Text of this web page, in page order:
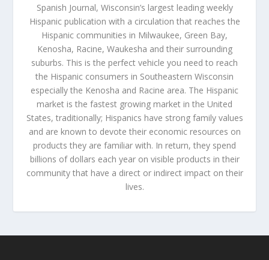
Spanish Journal, Wisconsin’s largest leading weekly
Hispanic publication with a circulation that reaches the
Hispanic communities in Milwaukee, Green Bay,
Kenosha, Racine, Waukesha and their surrounding
suburbs. This is the perfect vehicle you need to reach
the Hispanic consumers in Southeastern Wisconsin
especially the Kenosha and Racine area. The Hispanic
market is the fastest growing market in the United
States, traditionally; Hispanics have strong family values
and are known to devote their economic resources on
products they are familiar with. In return, they spend
billions of dollars each year on visible products in their
community that have a direct or indirect impact on their
lives.